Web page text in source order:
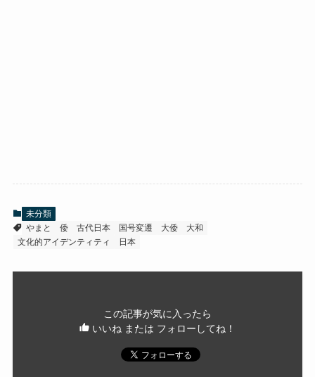
未分類
やまと
倭 古代日本 国号変遷 大倭
大和
文化的アイデンティティ
日本
この記事が気に入ったら
いいね または フォローしてね！